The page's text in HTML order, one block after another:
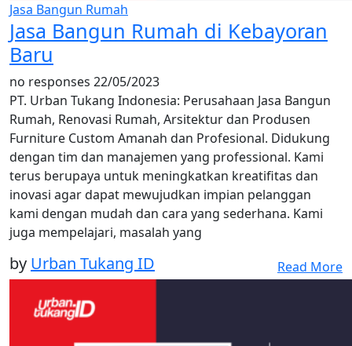
Jasa Bangun Rumah
Jasa Bangun Rumah di Kebayoran
Baru
no responses 22/05/2023
PT. Urban Tukang Indonesia: Perusahaan Jasa Bangun
Rumah, Renovasi Rumah, Arsitektur dan Produsen
Furniture Custom Amanah dan Profesional. Didukung
dengan tim dan manajemen yang professional. Kami
terus berupaya untuk meningkatkan kreatifitas dan
inovasi agar dapat mewujudkan impian pelanggan
kami dengan mudah dan cara yang sederhana. Kami
juga mempelajari, masalah yang
by Urban Tukang ID Read More